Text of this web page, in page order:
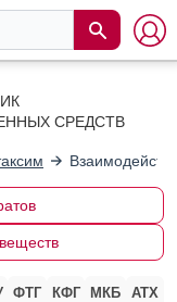
СРЕДСТВ
ФТГ КФГ МКБ АТХ